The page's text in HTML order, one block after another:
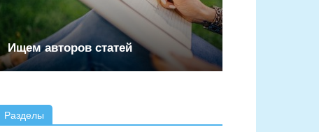
Ищем авторов статей
Разделы